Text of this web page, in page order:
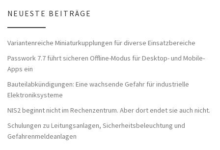
NEUESTE BEITRÄGE
Variantenreiche Miniaturkupplungen für diverse Einsatzbereiche
Passwork 7.7 führt sicheren Offline-Modus für Desktop- und Mobile-
Apps ein
Bauteilabkündigungen: Eine wachsende Gefahr für industrielle
Elektroniksysteme
NIS2 beginnt nicht im Rechenzentrum. Aber dort endet sie auch nicht.
Schulungen zu Leitungsanlagen, Sicherheitsbeleuchtung und
Gefahrenmeldeanlagen